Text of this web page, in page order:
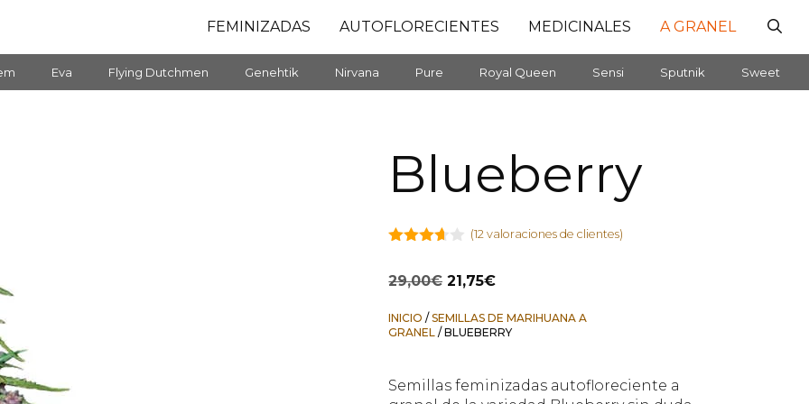
FEMINIZADAS AUTOFLORECIENTES MEDICINALES A GRANEL
Eva Flying Dutchmen Genehtik Nirvana Pure Royal Queen Sensi Sputnik Sweet
Blueberry
(12valoraciones de clientes)
29,00€
El
precio
original
era:
21,75€
precio
actual
es:
INICIO /SEMILLAS DE MARIHUANA A
GRANEL / BLUEBERRY
Semillas feminizadas autofloreciente a